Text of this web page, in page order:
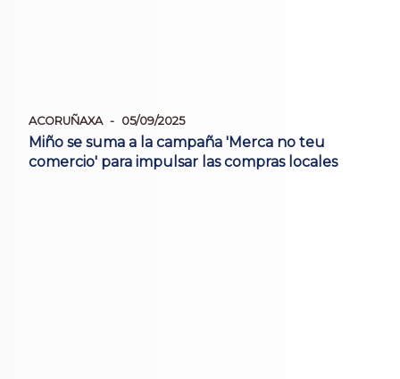
ACORUÑAXA 05/09/2025
Miño se suma a la campaña 'Merca no teu
comercio' para impulsar las compras locales